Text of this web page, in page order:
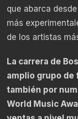
que abarca
más
de los artistas
La carrera de
amplio grupo de
también por
World Music